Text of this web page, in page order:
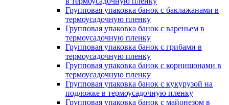
Групповая упаковка банок с баклажанами в
термоусадочную пленку
Групповая упаковка банок с вареньем в
термоусадочную пленку
Групповая упаковка банок с грибами в
термоусадочную пленку
Групповая упаковка банок с корнишонами в
термоусадочную пленку
Групповая упаковка банок с кукурузой на
подложке в термоусадочную пленку
Групповая упаковка банок с майонезом в